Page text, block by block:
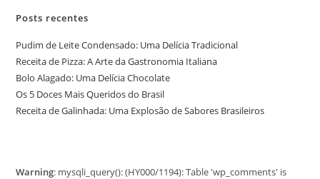
Posts recentes
Pudim de Leite Condensado: Uma Delícia Tradicional
Receita de Pizza: A Arte da Gastronomia Italiana
Bolo Alagado: Uma Delícia Chocolate
Os 5 Doces Mais Queridos do Brasil
Receita de Galinhada: Uma Explosão de Sabores Brasileiros
Warning: mysqli_query(): (HY000/1194): Table 'wp_comments' is